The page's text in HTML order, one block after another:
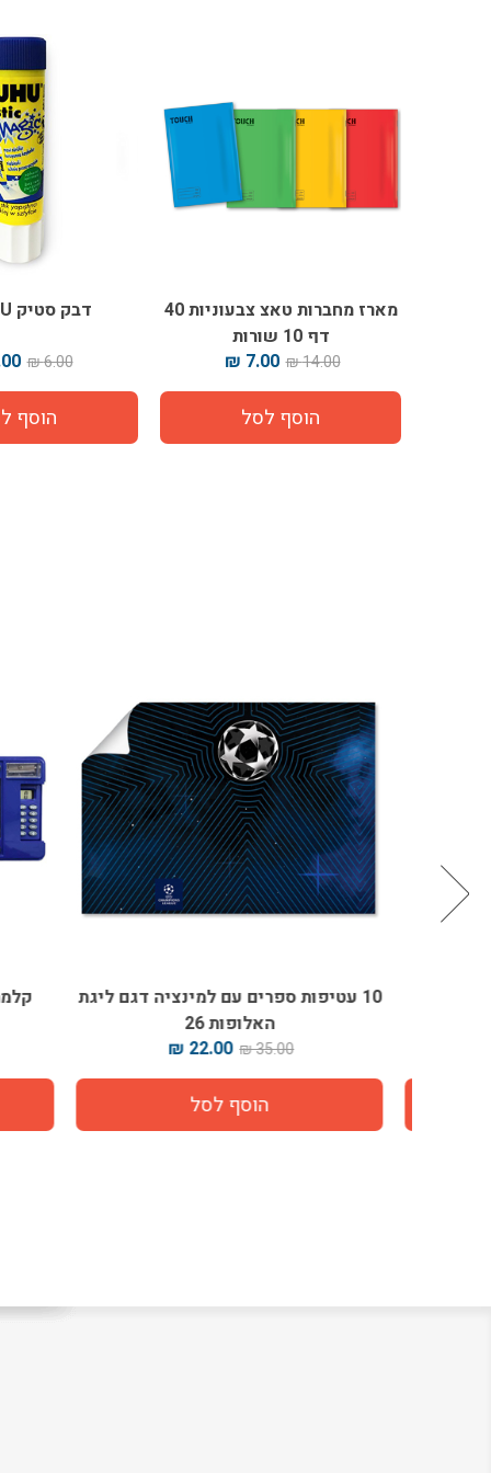
מארז מחברות טאצ צבעוניות 40
דף 10 שורות
14.00 ₪
7.00 ₪
דבק סטיק UHU קטן
6.00 ₪
₪
10 עטיפות ספרים עם למינציה דגם ליגת
האלופות 26
35.00 ₪
22.00 ₪